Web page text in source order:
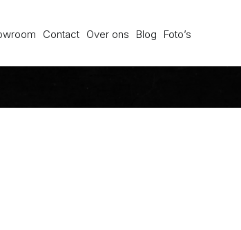
Contact Over ons Blog Foto’s